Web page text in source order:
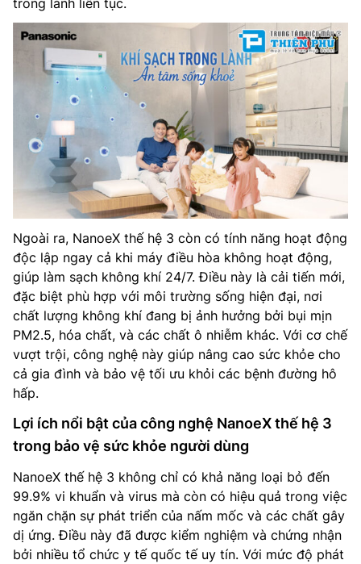
trong lành liên tục.
Ngoài ra, NanoeX thế hệ 3 còn có tính năng hoạt động
độc lập ngay cả khi máy điều hòa không hoạt động,
giúp làm sạch không khí 24/7. Điều này là cải tiến mới,
đặc biệt phù hợp với môi trường sống hiện đại, nơi
chất lượng không khí đang bị ảnh hưởng bởi bụi mịn
PM2.5, hóa chất, và các chất ô nhiễm khác. Với cơ chế
vượt trội, công nghệ này giúp nâng cao sức khỏe cho
cả gia đình và bảo vệ tối ưu khỏi các bệnh đường hô
hấp.
Lợi ích nổi bật của công nghệ NanoeX thế hệ 3
trong bảo vệ sức khỏe người dùng
NanoeX thế hệ 3 không chỉ có khả năng loại bỏ đến
99.9% vi khuẩn và virus mà còn có hiệu quả trong việc
ngăn chặn sự phát triển của nấm mốc và các chất gây
dị ứng. Điều này đã được kiểm nghiệm và chứng nhận
bởi nhiều tổ chức y tế quốc tế uy tín. Với mức độ phát